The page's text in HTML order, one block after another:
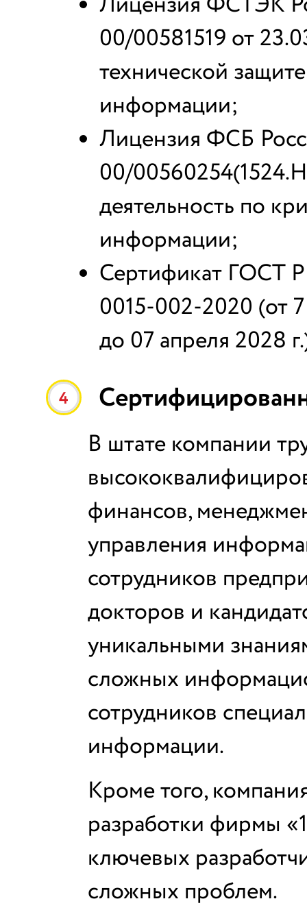
00/00581519 от
технической
информации;
Лицензия ФСБ
00/
деятельность по
информации;
Сертификат ГОСТ
0015-002-2020 (от
до 07 апреля 2028
4
В штате компании
финансов,
управления
сотрудников
докторов и
уникальными
сложных
сотрудников
информации.
Кроме того,
разработки фирмы
ключевых
сложных проблем.